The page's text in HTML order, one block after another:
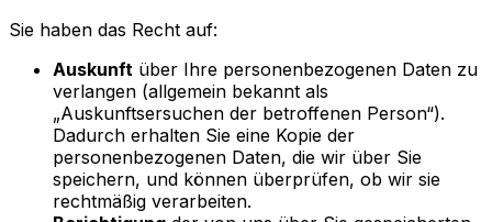
Sie haben das Recht auf:
Auskunft über Ihre personenbezogenen Daten zu
verlangen (allgemein bekannt als
„Auskunftsersuchen der betroffenen Person“).
Dadurch erhalten Sie eine Kopie der
personenbezogenen Daten, die wir über Sie
speichern, und können überprüfen, ob wir sie
rechtmäßig verarbeiten.